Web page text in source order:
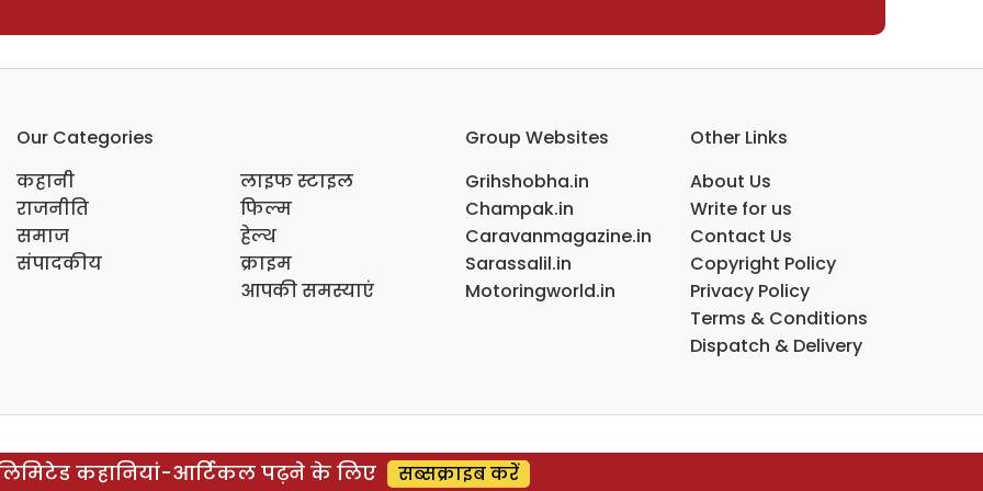
Our Categories
कहानी
राजनीति
समाज
संपादकीय
लाइफ स्टाइल
फिल्म
हेल्थ
क्राइम
आपकी समस्याएं
Group Websites
Grihshobha.in
Champak.in
Caravanmagazine.in
Sarassalil.in
Motoringworld.in
Other Links
About Us
Write for us
Contact Us
Copyright Policy
Privacy Policy
Terms & Conditions
Dispatch & Delivery
कहानियां-आर्टिकल पढ़ने के लिए सब्सक्राइब करें